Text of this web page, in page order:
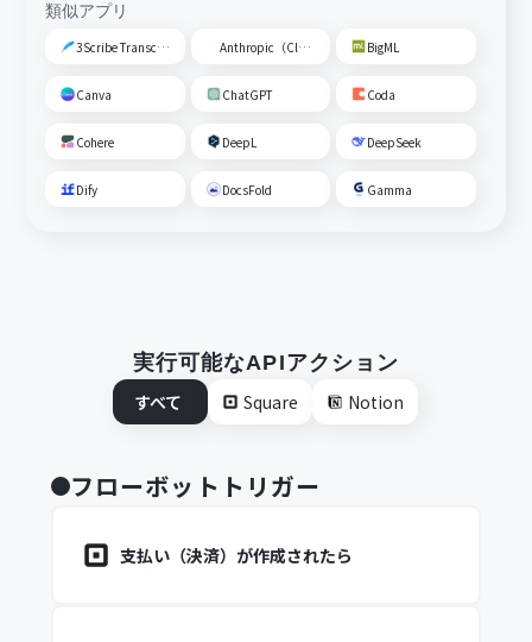
類似アプリ
3Scribe Transcription Anthropic（Claude） BigML
Canva ChatGPT Coda
Cohere DeepL DeepSeek
Dify DocsFold Gamma
実行可能なAPIアクション
すべて
Square Notion
フローボットトリガー
支払い（決済）が作成されたら